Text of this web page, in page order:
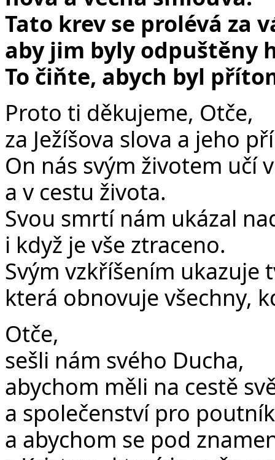
Tato krev se prolévá za
aby jim byly odpuštěny
To čiňte, abych byl
Proto ti děkujeme, Otče,
za Ježíšova slova a jeho
On nás svým životem učí
a v cestu života.
Svou smrtí nám ukázal
i když je vše ztraceno.
Svým vzkříšením ukazuje
která obnovuje všechny,
Otče,
sešli nám svého Ducha,
abychom měli na cestě
a společenství pro
a abychom se pod